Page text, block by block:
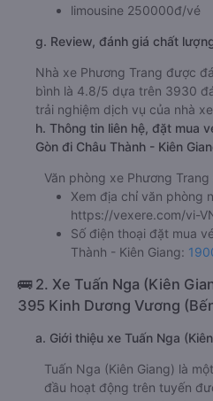
limousine 250000đ/vé
g. Review, đánh giá chất
Nhà xe Phương Trang được
bình là 4.8/5 dựa trên 3930
trải nghiệm dịch vụ của nhà
h. Thông tin liên hệ, đặt mua
Gòn đi Châu Thành - Kiên
Văn phòng xe Phương Trang
Xem địa chỉ văn phòng
https://vexere.com/vi-
Số điện thoại đặt mua
Thành - Kiên Giang:
🚌 2. Xe Tuấn Nga (Kiên
395 Kinh Dương Vương
a. Giới thiệu xe Tuấn Nga
Tuấn Nga (Kiên Giang) là
đầu hoạt động trên tuyến